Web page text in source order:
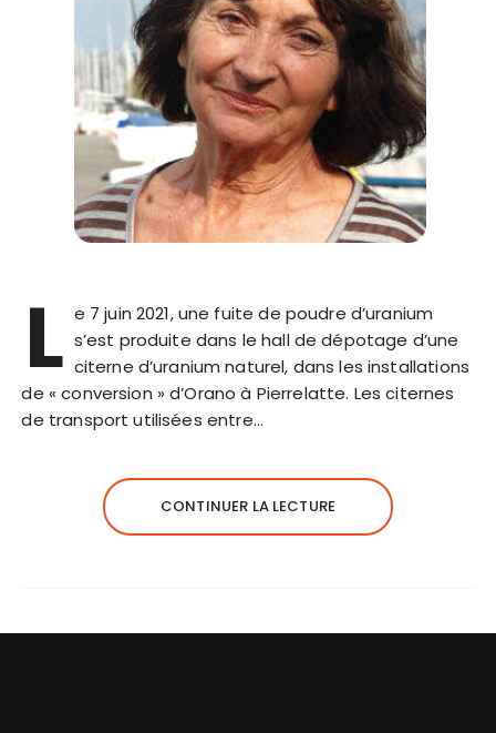
L e 7 juin 2021, une fuite de poudre d’uranium
s’est produite dans le hall de dépotage d’une
citerne d’uranium naturel, dans les installations
de « conversion » d’Orano à Pierrelatte. Les citernes
de transport utilisées entre…
CONTINUER LA LECTURE